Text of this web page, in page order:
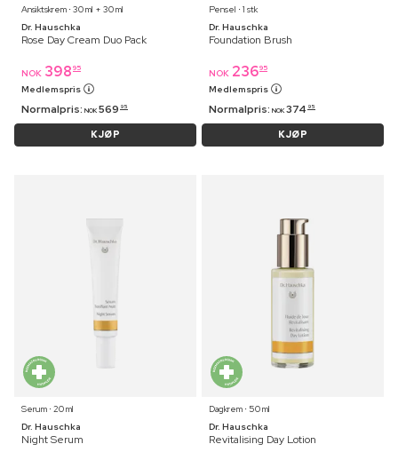
Ansiktskrem ⋅ 30 ml + 30 ml
Dr. Hauschka
Rose Day Cream Duo Pack
NOK 398 95
Medlemspris
Normalpris: NOK 569 95
KJØP
Pensel ⋅ 1 stk
Dr. Hauschka
Foundation Brush
NOK 23695
Medlemspris
Normalpris: NOK 374 95
KJØP
Serum ⋅ 20 ml
Dr. Hauschka
Night Serum
Dagkrem ⋅ 50 ml
Dr. Hauschka
Revitalising Day Lotion